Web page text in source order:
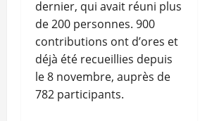
dernier, qui avait réuni plus
de 200 personnes. 900
contributions ont d’ores et
déjà été recueillies depuis
le 8 novembre, auprès de
782 participants.